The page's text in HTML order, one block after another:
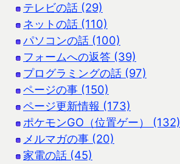
テレビの話 (29)
ネットの話 (110)
パソコンの話 (100)
フォームへの返答 (39)
プログラミングの話 (97)
ページの事 (150)
ページ更新情報 (173)
ポケモンGO（位置ゲー） (132)
メルマガの事 (20)
家電の話 (45)